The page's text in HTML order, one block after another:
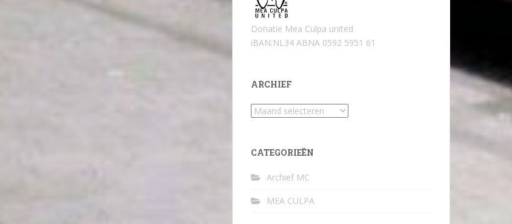
Donatie Mea Culpa united
iBAN:NL34 ABNA 0592 5951 61
ARCHIEF
Archief
CATEGORIEËN
Archief MC
MEA CULPA